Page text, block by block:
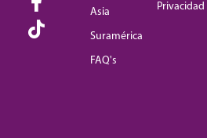
Asia
Suramérica
FAQ's
Privacidad